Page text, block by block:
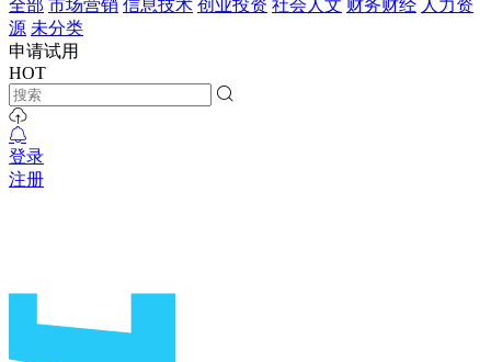
全部 市场营销 信息技术 创业投资 社会人文 财务财经 人力资
源 未分类
申请试用
HOT
登录
注册